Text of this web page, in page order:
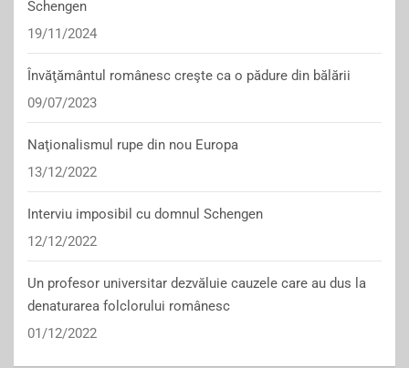
Schengen
19/11/2024
Învăţământul românesc creşte ca o pădure din bălării
09/07/2023
Naţionalismul rupe din nou Europa
13/12/2022
Interviu imposibil cu domnul Schengen
12/12/2022
Un profesor universitar dezvăluie cauzele care au dus la
denaturarea folclorului românesc
01/12/2022